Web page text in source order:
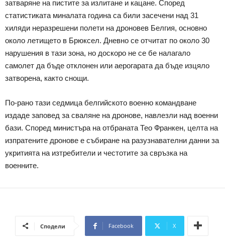
затваряне на пистите за излитане и кацане. Според
статистиката миналата година са били засечени над 31
хиляди неразрешени полети на дроновев Белгия, основно
около летището в Брюксел. Дневно се отчитат по около 30
нарушения в тази зона, но доскоро не се бе налагало
самолет да бъде отклонен или аерогарата да бъде изцяло
затворена, както снощи.
По-рано тази седмица белгийското военно командване
издаде заповед за сваляне на дронове, навлезли над военни
бази. Според министъра на отбраната Тео Франкен, целта на
изпратените дронове е събиране на разузнавателни данни за
укритията на изтребители и честотите за свръзка на
военните.
Сподели Facebook X